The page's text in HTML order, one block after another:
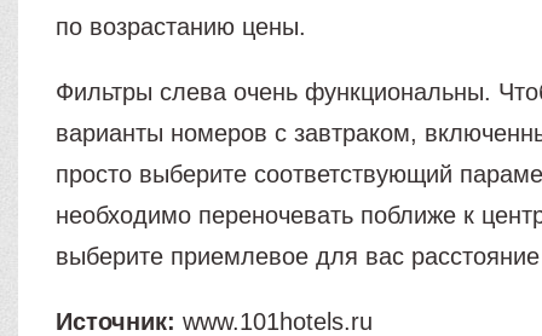
по возрастанию цены.
Фильтры слева очень функциональны.
варианты номеров с завтраком,
просто выберите соответствующий
необходимо переночевать поближе к
выберите приемлевое для вас расстояние
Источник: www.101hotels.ru